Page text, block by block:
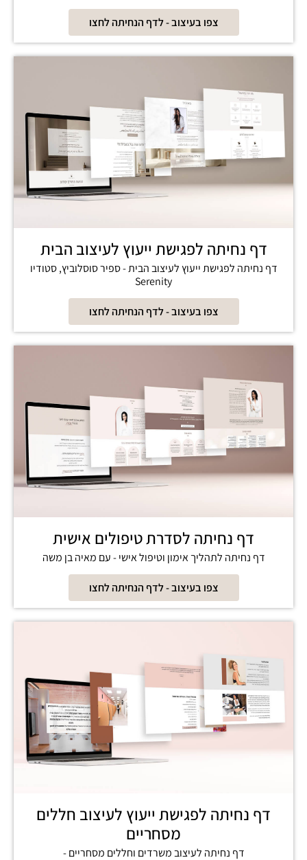
צפו בעיצוב - לדף הנחיתה לחצו
דף נחיתה לפגישת ייעוץ לעיצוב הבית
דף נחיתה לפגישת ייעוץ לעיצוב הבית - ספיר סוסלוביץ, סטודיו
Serenity
צפו בעיצוב - לדף הנחיתה לחצו
דף נחיתה לסדרת טיפולים אישית
דף נחיתה לתהליך אימון וטיפול אישי - עם מאיה בן משה
צפו בעיצוב - לדף הנחיתה לחצו
דף נחיתה לפגישת ייעוץ לעיצוב חללים
מסחריים
דף נחיתה לעיצוב משרדים וחללים מסחריים -